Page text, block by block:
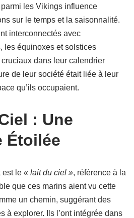
parmi les Vikings influence
sur le temps et la saisonnalité.
interconnectés avec
les équinoxes et solstices
dans leur calendrier
de leur société était liée à leur
qu’ils occupaient.
: Une
Étoilée
est le « lait du ciel », référence à la
que ces marins aient vu cette
un chemin, suggérant des
à explorer. Ils l’ont intégrée dans